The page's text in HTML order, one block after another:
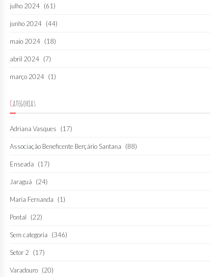
julho 2024 (61)
junho 2024 (44)
maio 2024 (18)
abril 2024 (7)
março 2024 (1)
Categorias
Adriana Vasques (17)
Associação Beneficente Berçário Santana (88)
Enseada (17)
Jaraguá (24)
Maria Fernanda (1)
Pontal (22)
Sem categoria (346)
Setor 2 (17)
Varadouro (20)